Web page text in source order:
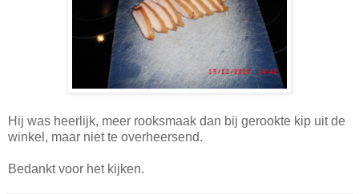
Hij was heerlijk, meer rooksmaak dan bij gerookte kip uit de
winkel, maar niet te overheersend.
Bedankt voor het kijken.